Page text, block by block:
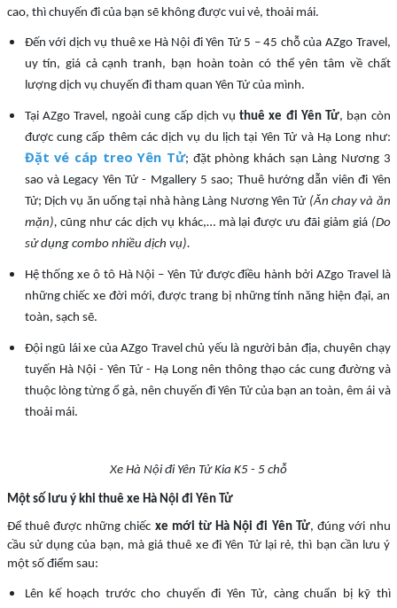
cao, thì chuyến đi của bạn sẽ không được vui vẻ, thoải mái.
Đến với dịch vụ thuê xe Hà Nội đi Yên Tử 5 – 45 chỗ của AZgo Travel,
uy tín, giá cả cạnh tranh, bạn hoàn toàn có thể yên tâm về chất
lượng dịch vụ chuyến đi tham quan Yên Tử của mình.
Tại AZgo Travel, ngoài cung cấp dịch vụthuê xe đi Yên Tử, bạn còn
được cung cấp thêm các dịch vụ du lịch tại Yên Tử và Hạ Long như:
Đặt vé cáp treo Yên Tử; đặt phòng khách sạn Làng Nương 3
sao và Legacy Yên Tử - Mgallery 5 sao; Thuê hướng dẫn viên đi Yên
Tử; Dịch vụ ăn uống tại nhà hàng Làng Nương Yên Tử (Ăn chay và ăn
mặn), cũng như các dịch vụ khác,… mà lại được ưu đãi giảm giá (Do
sử dụng combo nhiều dịch vụ).
Hệ thống xe ô tô Hà Nội – Yên Tử được điều hành bởi AZgo Travel là
những chiếc xe đời mới, được trang bị những tính năng hiện đại, an
toàn, sạch sẽ.
Đội ngũ lái xe của AZgo Travel chủ yếu là người bản địa, chuyên chạy
tuyến Hà Nội - Yên Tử - Hạ Long nên thông thạo các cung đường và
thuộc lòng từng ổ gà, nên chuyến đi Yên Tử của bạn an toàn, êm ái và
thoải mái.
Xe Hà Nội đi Yên Tử Kia K5 - 5 chỗ
Một số lưu ý khi thuê xe Hà Nội đi Yên Tử
Để thuê được những chiếc xe mới từ Hà Nội đi Yên Tử, đúng với nhu
cầu sử dụng của bạn, mà giá thuê xe đi Yên Tử lại rẻ, thì bạn cần lưu ý
một số điểm sau:
Lên kế hoạch trước cho chuyến đi Yên Tử, càng chuẩn bị kỹ thì